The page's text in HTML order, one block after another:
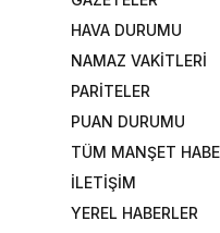
HAVA DURUMU
NAMAZ VAKİTLERİ
PARİTELER
PUAN DURUMU
TÜM MANŞET
İLETİŞİM
YEREL HABERLER